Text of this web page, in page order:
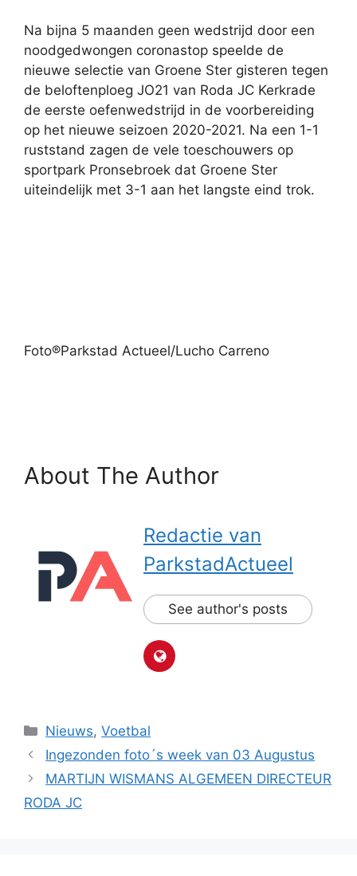
Na bijna 5 maanden geen wedstrijd door een
noodgedwongen coronastop speelde de
nieuwe selectie van Groene Ster gisteren tegen
de beloftenploeg JO21 van Roda JC Kerkrade
de eerste oefenwedstrijd in de voorbereiding
op het nieuwe seizoen 2020-2021. Na een 1-1
ruststand zagen de vele toeschouwers op
sportpark Pronsebroek dat Groene Ster
uiteindelijk met 3-1 aan het langste eind trok.
Foto®Parkstad Actueel/Lucho Carreno
About The Author
Redactie van
ParkstadActueel
See author's posts
Categorieën
Nieuws,Voetbal
Ingezonden foto´s week van 03 Augustus
MARTIJN WISMANS ALGEMEEN DIRECTEUR
RODA JC